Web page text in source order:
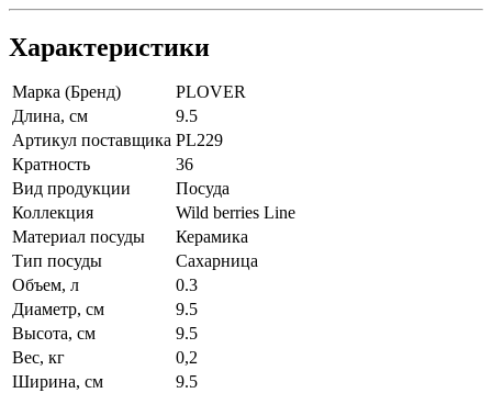
Характеристики
Марка (Бренд)
PLOVER
Длина, см
9.5
Артикул поставщика PL229
Кратность
36
Вид продукции
Посуда
Коллекция
Wild berries Line
Материал посуды
Керамика
Тип посуды
Сахарница
Объем, л
0.3
Диаметр, см
9.5
Высота, см
9.5
Вес, кг
0,2
Ширина, см
9.5